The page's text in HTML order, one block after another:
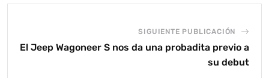
SIGUIENTE PUBLICACIÓN
El Jeep Wagoneer S nos da una probadita previo a
su debut